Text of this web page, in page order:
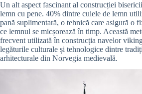
Un alt aspect fascinant al construcției
lemn cu pene. 40% dintre cuiele de lemn
pană suplimentară, o tehnică care asigură o
ce lemnul se micșorează în timp. Această
frecvent utilizată în construcția navelor
legăturile culturale și tehnologice dintre
arhitecturale din Norvegia medievală.